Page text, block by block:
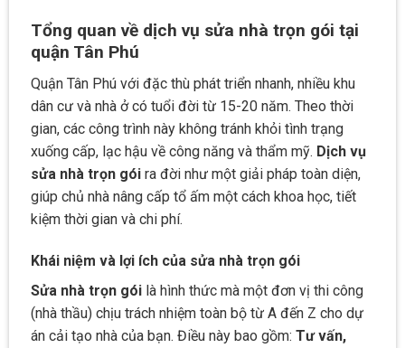
Tổng quan về dịch vụ sửa nhà trọn gói tại
quận Tân Phú
Quận Tân Phú với đặc thù phát triển nhanh, nhiều khu
dân cư và nhà ở có tuổi đời từ 15-20 năm. Theo thời
gian, các công trình này không tránh khỏi tình trạng
xuống cấp, lạc hậu về công năng và thẩm mỹ. Dịch vụ
sửa nhà trọn gói ra đời như một giải pháp toàn diện,
giúp chủ nhà nâng cấp tổ ấm một cách khoa học, tiết
kiệm thời gian và chi phí.
Khái niệm và lợi ích của sửa nhà trọn gói
Sửa nhà trọn gói là hình thức mà một đơn vị thi công
(nhà thầu) chịu trách nhiệm toàn bộ từ A đến Z cho dự
án cải tạo nhà của bạn. Điều này bao gồm: Tư vấn,